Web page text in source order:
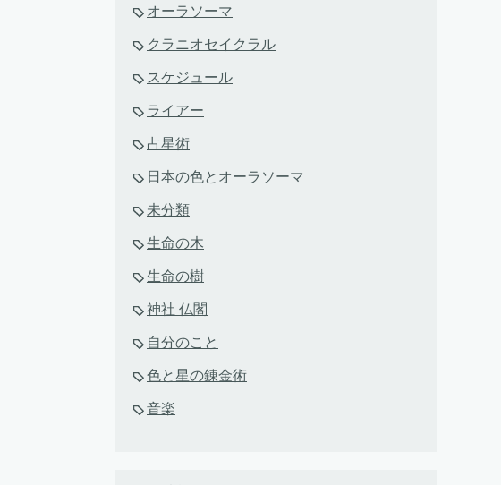
オーラソーマ
クラニオセイクラル
スケジュール
ライアー
占星術
日本の色とオーラソーマ
未分類
生命の木
生命の樹
神社 仏閣
自分のこと
色と星の錬金術
音楽